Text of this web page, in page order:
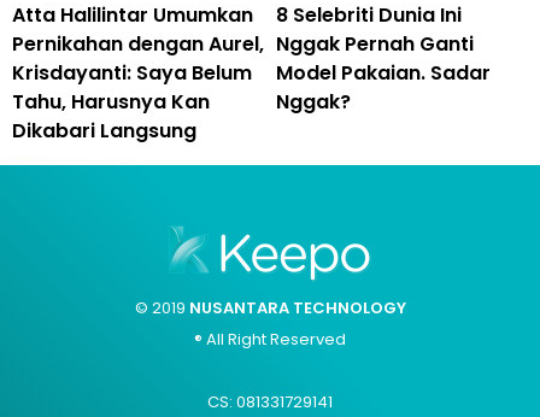
Atta Halilintar Umumkan
Pernikahan dengan Aurel,
Krisdayanti: Saya Belum
Tahu, Harusnya Kan
Dikabari Langsung
8 Selebriti Dunia Ini
Nggak Pernah Ganti
Model Pakaian. Sadar
Nggak?
© 2019 NUSANTARA TECHNOLOGY
® All Right Reserved
CS: 081331729141